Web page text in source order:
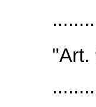
"Art.